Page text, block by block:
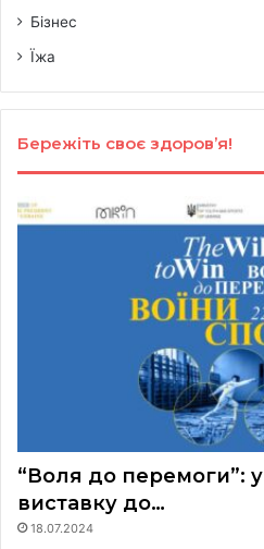
Бізнес
Їжа
Бережіть своє здоров’я!
“Воля до перемоги”:
виставку до…
18.07.2024